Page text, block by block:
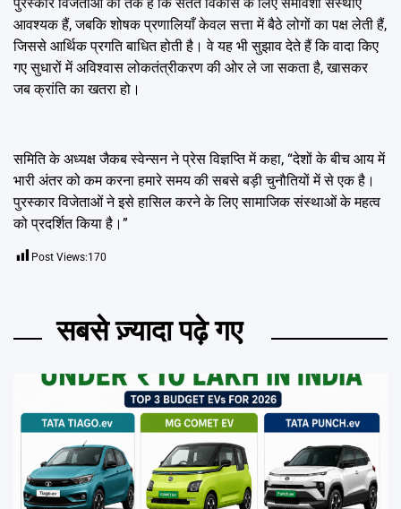
आवश्यक हैं, जबकि शोषक प्रणालियाँ केवल सत्ता में बैठे लोगों का पक्ष लेती हैं,
जिससे आर्थिक प्रगति बाधित होती है। वे यह भी सुझाव देते हैं कि वादा किए
गए सुधारों में अविश्वास लोकतंत्रीकरण की ओर ले जा सकता है, खासकर
जब क्रांति का खतरा हो।
समिति के अध्यक्ष जैकब स्वेन्सन ने प्रेस विज्ञप्ति में कहा, “देशों के बीच आय में
भारी अंतर को कम करना हमारे समय की सबसे बड़ी चुनौतियों में से एक है।
पुरस्कार विजेताओं ने इसे हासिल करने के लिए सामाजिक संस्थाओं के महत्व
को प्रदर्शित किया है।”
Post Views:170
सबसे ज़्यादा पढ़े गए